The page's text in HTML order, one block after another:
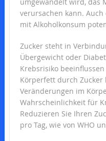
umgewandelt wird, das
verursachen kann.
mit Alkoholkonsum
Zucker steht in
Übergewicht oder
Krebsrisiko
Körperfett durch Zucker
Veränderungen im
Wahrscheinlichkeit für
Reduzieren Sie Ihren
pro Tag, wie von WHO